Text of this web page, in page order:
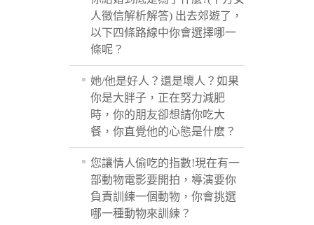
人徵信解析解答) 出去郊遊了，
以下四條路線中你會選擇哪一
條呢？
她/他是好人？還是壞人？如果
你是大胖子，正在努力減肥
時，你的朋友卻想請你吃大
餐，你直覺他的心態是什麽？
您讓情人偷吃的指數!現在有一
部動物電影要開拍，導演要你
負責訓練一個動物，你會挑選
哪一種動物來訓練？